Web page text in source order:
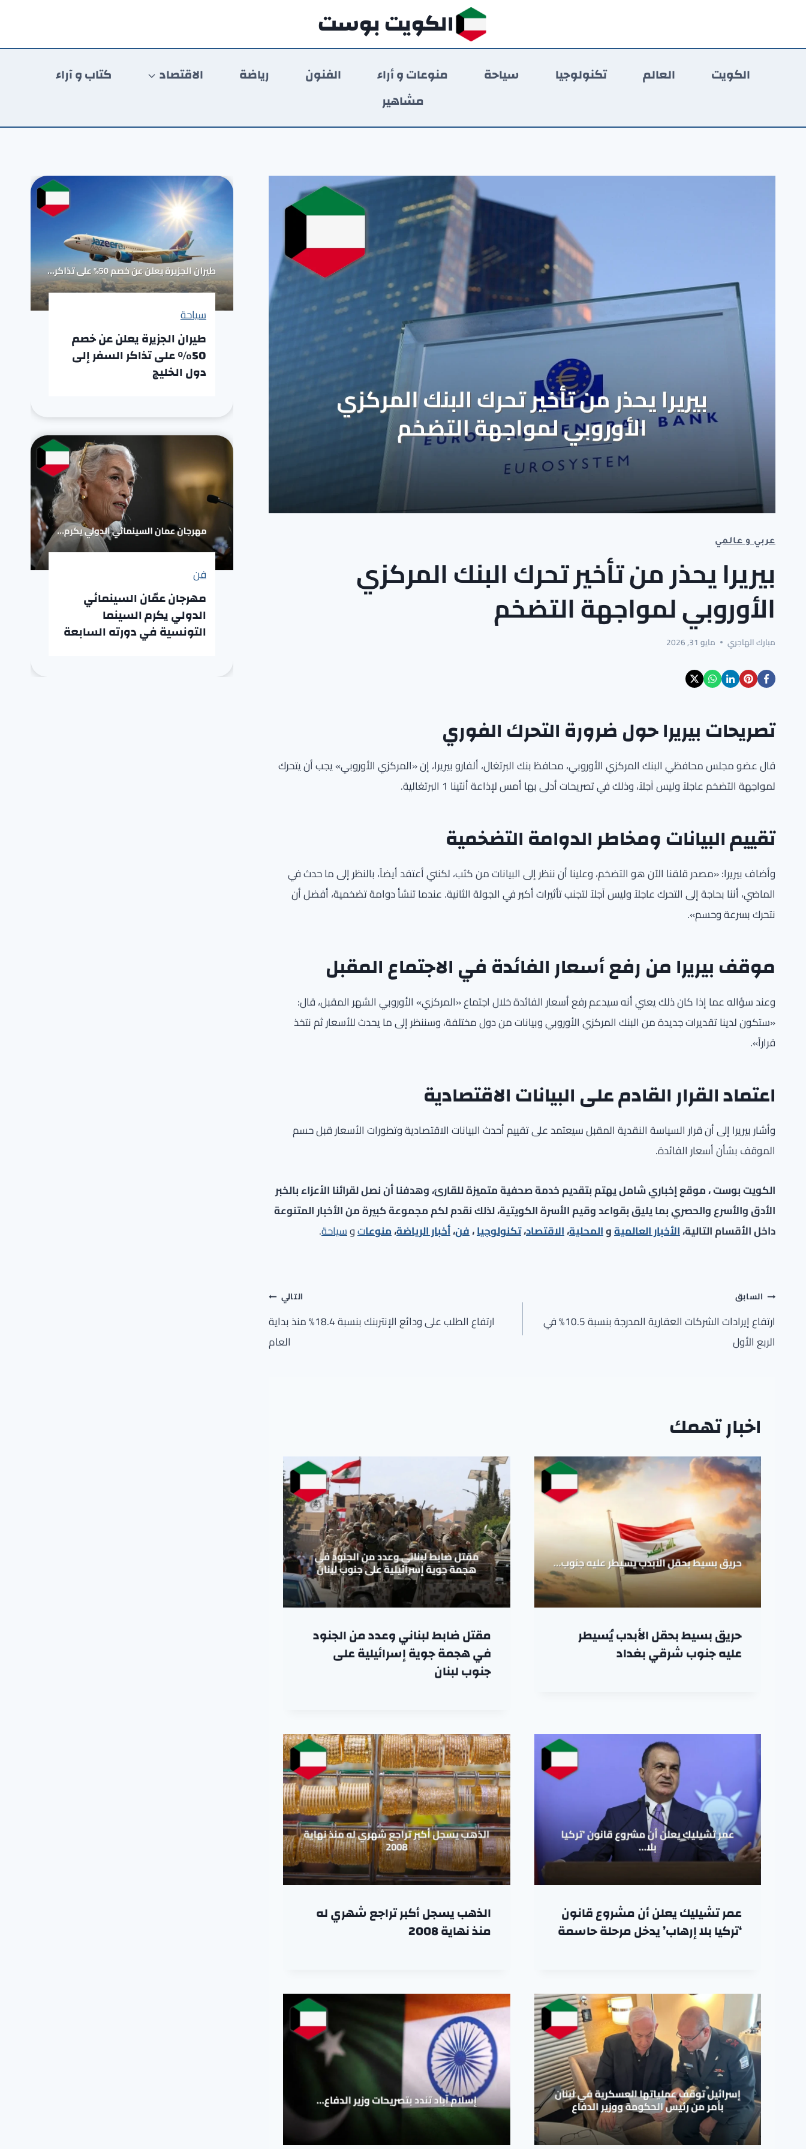
المحتوى
الكويت بوست
الكويت العالم تكنولوجيا سياحة منوعات و أراء الفنون رياضة الاقتصاد
كتاب و آراء
مشاهير
عربي و عالمي
بيريرا يحذر من تأخير تحرك البنك المركزي
الأوروبي لمواجهة التضخم
مبارك الهاجري مايو 31, 2026
تصريحات بيريرا حول ضرورة التحرك الفوري
قال عضو مجلس محافظي البنك المركزي الأوروبي، محافظ بنك البرتغال، ألفارو بيريرا، إن «المركزي الأوروبي» يجب أن يتحرك
لمواجهة التضخم عاجلاً وليس آجلاً، وذلك في تصريحات أدلى بها أمس لإذاعة أنتينا 1 البرتغالية.
تقييم البيانات ومخاطر الدوامة التضخمية
وأضاف بيريرا: «مصدر قلقنا الآن هو التضخم، وعلينا أن ننظر إلى البيانات من كثب، لكنني أعتقد أيضاً، بالنظر إلى ما حدث في
الماضي، أننا بحاجة إلى التحرك عاجلاً وليس آجلاً لتجنب تأثيرات أكبر في الجولة الثانية. عندما تنشأ دوامة تضخمية، أفضل أن
نتحرك بسرعة وحسم».
موقف بيريرا من رفع أسعار الفائدة في الاجتماع المقبل
وعند سؤاله عما إذا كان ذلك يعني أنه سيدعم رفع أسعار الفائدة خلال اجتماع «المركزي» الأوروبي الشهر المقبل، قال:
«ستكون لدينا تقديرات جديدة من البنك المركزي الأوروبي وبيانات من دول مختلفة، وسننظر إلى ما يحدث للأسعار ثم نتخذ
قراراً».
اعتماد القرار القادم على البيانات الاقتصادية
وأشار بيريرا إلى أن قرار السياسة النقدية المقبل سيعتمد على تقييم أحدث البيانات الاقتصادية وتطورات الأسعار قبل حسم
الموقف بشأن أسعار الفائدة.
الكويت بوست ، موقع إخباري شامل يهتم بتقديم خدمة صحفية متميزة للقارئ، وهدفنا أن نصل لقرائنا الأعزاء بالخبر
الأدق والأسرع والحصري بما يليق بقواعد وقيم الأسرة الكويتية، لذلك نقدم لكم مجموعة كبيرة من الأخبار المتنوعة
داخل الأقسام التالية،الأخبار العالميةوالمحلية،الاقتصاد،تكنولوجيا،فن،أخبار الرياضة،منوعاتوسياحة.
تصفّح
المقالات
السابق
ارتفاع إيرادات الشركات العقارية المدرجة بنسبة 10.5% في
الربع الأول
التالي
ارتفاع الطلب على ودائع الإنتربنك بنسبة 18.4% منذ بداية
العام
اخبار تهمك
حريق بسيط بحقل الأبدب يُسيطر
عليه جنوب شرقي بغداد
مقتل ضابط لبناني وعدد من الجنود
في هجمة جوية إسرائيلية على
جنوب لبنان
عمر تشيليك يعلن أن مشروع قانون
‘تركيا بلا إرهاب’ يدخل مرحلة حاسمة
الذهب يسجل أكبر تراجع شهري له
منذ نهاية 2008
سياحة
طيران الجزيرة يعلن عن خصم
50% على تذاكر السفر إلى
دول الخليج
فن
مهرجان عمّان السينمائي
الدولي يكرم السينما
التونسية في دورته السابعة